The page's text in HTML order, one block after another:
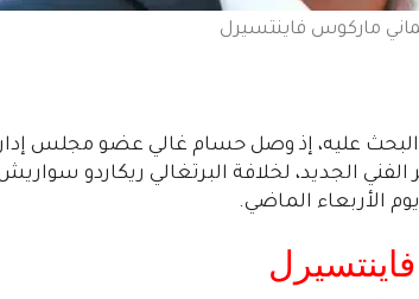
ماركوس فاينتسيرل
البحث عليه، إذ وصل حسام غالي عضو مجلس
الجديد، لخلافة البرتغالي ريكاردو
الأربعاء الماضي.